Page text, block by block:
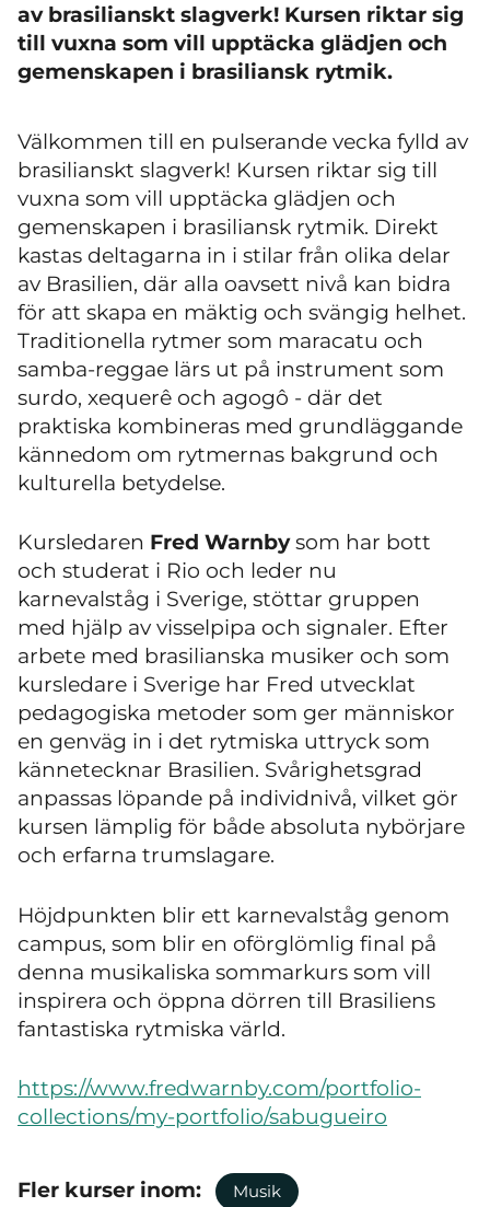
av brasilianskt slagverk! Kursen riktar sig
till vuxna som vill upptäcka glädjen och
gemenskapen i brasiliansk rytmik.
Välkommen till en pulserande vecka fylld av
brasilianskt slagverk! Kursen riktar sig till
vuxna som vill upptäcka glädjen och
gemenskapen i brasiliansk rytmik. Direkt
kastas deltagarna in i stilar från olika delar
av Brasilien, där alla oavsett nivå kan bidra
för att skapa en mäktig och svängig helhet.
Traditionella rytmer som maracatu och
samba-reggae lärs ut på instrument som
surdo, xequerê och agogô - där det
praktiska kombineras med grundläggande
kännedom om rytmernas bakgrund och
kulturella betydelse.
Kursledaren Fred Warnbysom har bott
och studerat i Rio och leder nu
karnevalståg i Sverige, stöttar gruppen
med hjälp av visselpipa och signaler. Efter
arbete med brasilianska musiker och som
kursledare i Sverige har Fred utvecklat
pedagogiska metoder som ger människor
en genväg in i det rytmiska uttryck som
kännetecknar Brasilien. Svårighetsgrad
anpassas löpande på individnivå, vilket gör
kursen lämplig för både absoluta nybörjare
och erfarna trumslagare.
Höjdpunkten blir ett karnevalståg genom
campus, som blir en oförglömlig final på
denna musikaliska sommarkurs som vill
inspirera och öppna dörren till Brasiliens
fantastiska rytmiska värld.
https://www.fredwarnby.com/portfolio-
collections/my-portfolio/sabugueiro
Fler kurser inom: Musik